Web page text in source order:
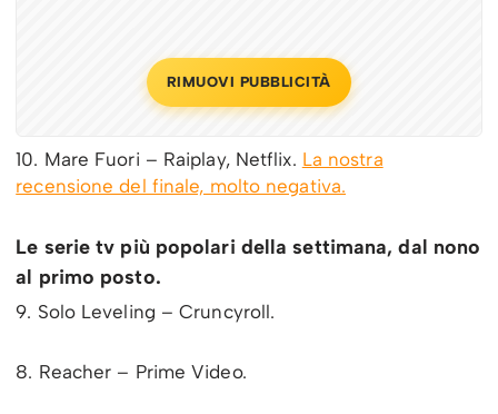
RIMUOVI PUBBLICITÀ
10. Mare Fuori – Raiplay, Netflix. La nostra
recensione del finale, molto negativa.
Le serie tv più popolari della settimana, dal nono
al primo posto.
9. Solo Leveling – Cruncyroll.
8. Reacher – Prime Video.